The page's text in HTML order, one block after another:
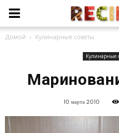
Домой Кулинарные советы
Кулинарные
10 марта 2010